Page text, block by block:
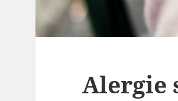
Alergie